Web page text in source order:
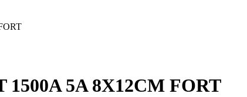
1500A 5A 8X12CM FORT